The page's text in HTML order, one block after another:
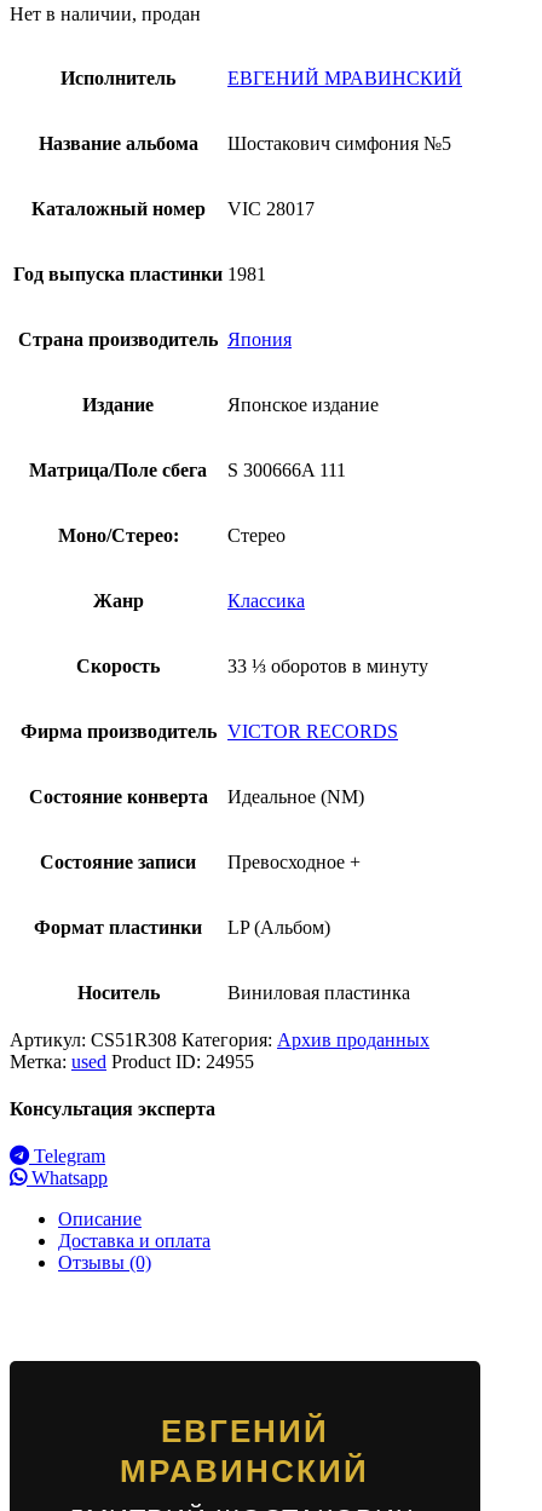
Нет в наличии, продан
Исполнитель ЕВГЕНИЙ МРАВИНСКИЙ
Название альбома Шостакович симфония №5
Каталожный номер VIC 28017
Год выпуска пластинки 1981
Страна производитель Япония
Издание Японское издание
Матрица/Поле сбега S 300666A 111
Моно/Стерео: Стерео
Жанр Классика
Скорость 33 ⅓ оборотов в минуту
Фирма производитель VICTOR RECORDS
Состояние конверта Идеальное (NM)
Состояние записи Превосходное +
Формат пластинки LP (Альбом)
Носитель Виниловая пластинка
Артикул: CS51R308 Категория: Архив проданных
Метка: used Product ID: 24955
Консультация эксперта
Telegram
Whatsapp
Описание
Доставка и оплата
Отзывы (0)
ЕВГЕНИЙ
МРАВИНСКИЙ